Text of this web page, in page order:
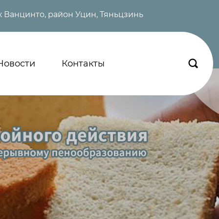
район Уцин, Тяньцзинь
Контакты 